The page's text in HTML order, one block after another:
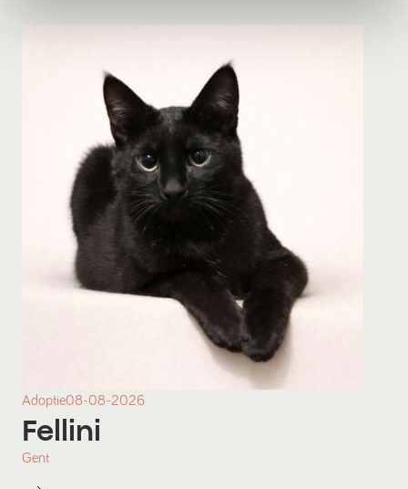
Adoptie08-08-2026
Fellini
Gent